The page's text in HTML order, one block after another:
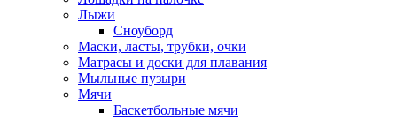
Лыжи
Сноуборд
Маски, ласты, трубки, очки
Матрасы и доски для плавания
Мыльные пузыри
Мячи
Баскетбольные мячи